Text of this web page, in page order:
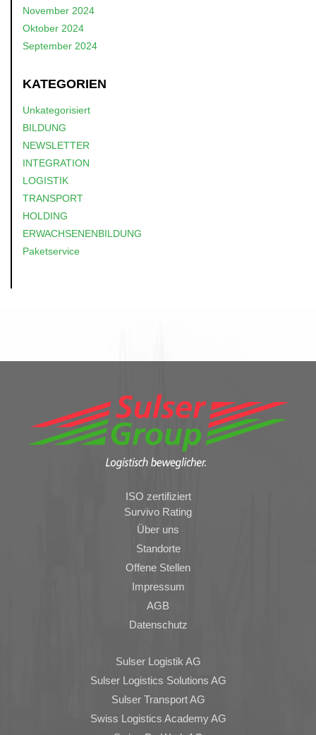
November 2024
Oktober 2024
September 2024
KATEGORIEN
Unkategorisiert
BILDUNG
NEWSLETTER
INTEGRATION
LOGISTIK
TRANSPORT
HOLDING
ERWACHSENENBILDUNG
Paketservice
ISO zertifiziert
Survivo Rating
Über uns
Standorte
Offene Stellen
Impressum
AGB
Datenschutz
Sulser Logistik AG
Sulser Logistics Solutions AG
Sulser Transport AG
Swiss Logistics Academy AG